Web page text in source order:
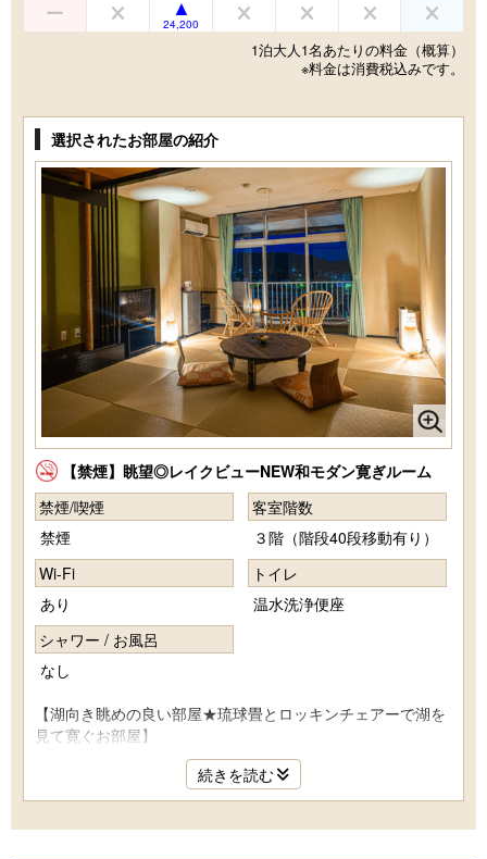
24,200
1泊大人1名あたりの料金（概算）
※料金は消費税込みです。
選択されたお部屋の紹介
【禁煙】眺望◎レイクビューNEW和モダン寛ぎルーム
禁煙/喫煙
禁煙
客室階数
３階（階段40段移動有り）
Wi-Fi
あり
トイレ
温水洗浄便座
シャワー / お風呂
なし
【湖向き眺めの良い部屋★琉球畳とロッキンチェアーで湖を
見て寛ぐお部屋】
ベランダから亀山湖や周辺の自然をお楽しみいただけるお部
全客室で唯一のロッキングチェアーがあるお部屋。モダンな
続きを読む